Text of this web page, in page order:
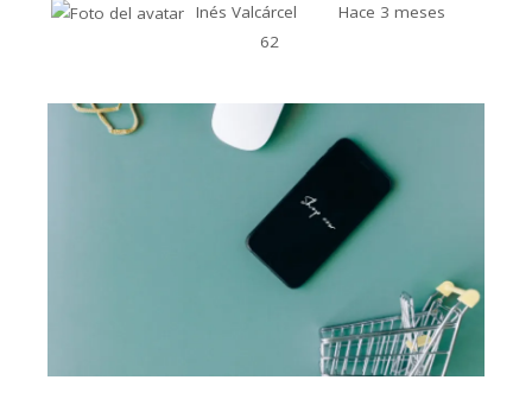
Inés Valcárcel
Hace 3 meses
62